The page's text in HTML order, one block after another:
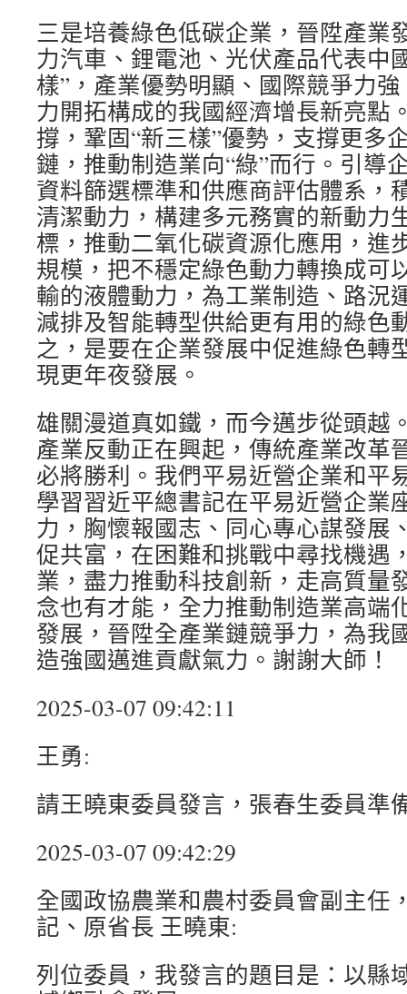
三是培養綠色低碳企業，晉陞產業
力汽車、鋰電池、光伏產品代表中
樣”，產業優勢明顯、國際競爭力
力開拓構成的我國經濟增長新亮點
撐，鞏固“新三樣”優勢，支撐更多
鏈，推動制造業向“綠”而行。引導
資料篩選標準和供應商評估體系，
清潔動力，構建多元務實的新動力
標，推動二氧化碳資源化應用，進
規模，把不穩定綠色動力轉換成可
輸的液體動力，為工業制造、路況
減排及智能轉型供給更有用的綠色
之，是要在企業發展中促進綠色轉
現更年夜發展。
雄關漫道真如鐵，而今邁步從頭越
產業反動正在興起，傳統產業改革
必將勝利。我們平易近營企業和平
學習習近平總書記在平易近營企業
力，胸懷報國志、同心專心謀發展
促共富，在困難和挑戰中尋找機遇
業，盡力推動科技創新，走高質量
念也有才能，全力推動制造業高端
發展，晉陞全產業鏈競爭力，為我
造強國邁進貢獻氣力。謝謝大師！
2025-03-07 09:42:11
王勇:
請王曉東委員發言，張春生委員準
2025-03-07 09:42:29
全國政協農業和農村委員會副主任
記、原省長 王曉東:
列位委員，我發言的題目是：以縣